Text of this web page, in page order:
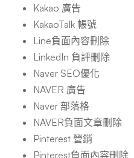
Kakao 廣告
KakaoTalk 帳號
Line負面內容刪除
LinkedIn 負評刪除
Naver SEO優化
NAVER 廣告
Naver 部落格
NAVER負面文章刪除
Pinterest 營銷
Pinterest負面內容刪除